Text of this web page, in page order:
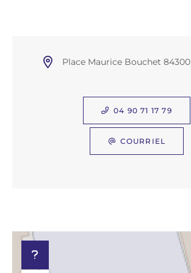
Place Maurice Bouchet
04 90 71 17 79
COURRIEL